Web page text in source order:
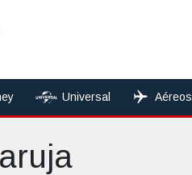
Universal Aéreos